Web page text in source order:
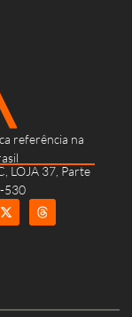
referência na
LOJA 37, Parte
530